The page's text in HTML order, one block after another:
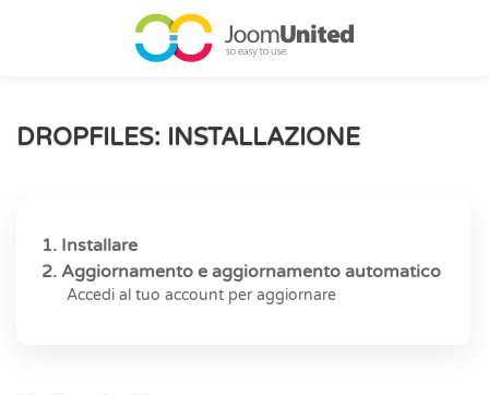
Salta al contenuto principale
DROPFILES: INSTALLAZIONE
1. Installare
2. Aggiornamento e aggiornamento automatico
Accedi al tuo account per aggiornare